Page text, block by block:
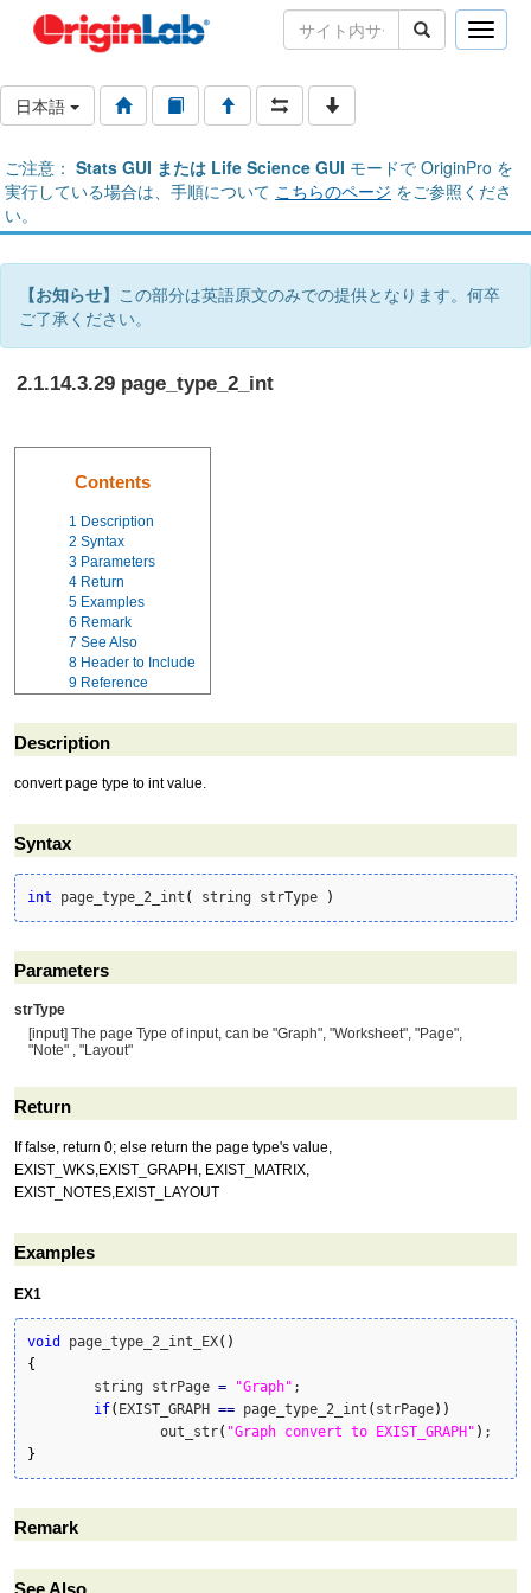
Toggle
日本語
ご注意： Stats GUI または Life Science GUI モードで OriginPro を
実行している場合は、手順について こちらのページ をご参照くださ
い。
【お知らせ】 この部分は英語原文のみでの提供となります。何卒
ご了承ください。
2.1.14.3.29 page_type_2_int
Contents
1 Description
2 Syntax
3 Parameters
4 Return
5 Examples
6 Remark
7 See Also
8 Header to Include
9 Reference
Description
convert page type to int value.
Syntax
int page_type_2_int ( string strType )
Parameters
strType
[input] The page Type of input, can be "Graph", "Worksheet", "Page",
"Note" , "Layout"
Return
If false, return 0; else return the page type's value,
EXIST_WKS,EXIST_GRAPH, EXIST_MATRIX,
EXIST_NOTES,EXIST_LAYOUT
Examples
EX1
void page_type_2_int_EX( )
{
	string strPage
= "Graph" ;
if( EXIST_GRAPH == page_type_2_int ( strPage) )
		out_str
( "Graph convert to EXIST_GRAPH" )
}
Remark
See Also